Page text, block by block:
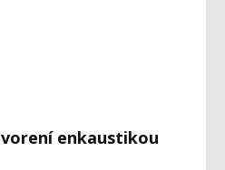
enkaustikou